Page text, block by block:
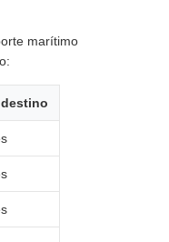
marítimo